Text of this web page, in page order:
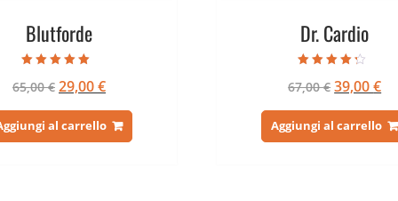
Blutforde
4.67
su 5
65,00€ Il
originale
era:
29,00€Il
attuale
è:
al carrello
Dr. Cardio
4.00
su 5
67,00€ Il
originale
era:
39,00€Il
è:
Aggiungi al carrello